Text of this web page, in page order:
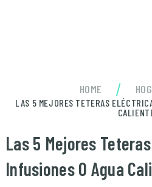
HOME /
LAS 5 MEJORES TETERAS
Las 5 Mejores
Infusiones O Agua